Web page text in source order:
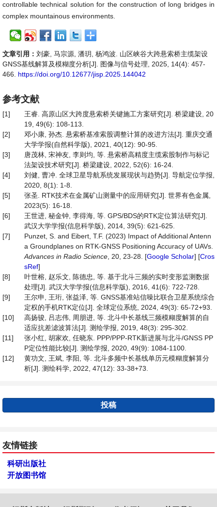
controllable technical solution for the construction of long bridges in
complex mountainous environments.
文章引用： 刘豪, 马宗源, 潘玥, 杨鸿波. 山区峡谷大跨悬索桥主缆架设
GNSS基线解算及模糊度分析[J]. 图像与信号处理, 2025, 14(4): 457-
466. https://doi.org/10.12677/jisp.2025.144042
参考文献
[1]
王睿. 高原山区大跨度悬索桥关键施工方案研究[J]. 桥梁建设, 20
19, 49(6): 108-113.
[2]
邓小康, 孙杰. 悬索桥基准索股调整计算的改进方法[J]. 重庆交通
大学学报(自然科学版), 2021, 40(12): 90-95.
[3]
唐茂林, 宋神友, 李则均, 等. 悬索桥高精度主缆索股制作与标记
法架设技术研究[J]. 桥梁建设, 2022, 52(6): 16-24.
[4]
刘健, 曹冲. 全球卫星导航系统发展现状与趋势[J]. 导航定位学报,
2020, 8(1): 1-8.
[5]
张圣. RTK技术在金属矿山测量中的应用研究[J]. 世界有色金属,
2023(5): 16-18.
[6]
王世进, 秘金钟, 李得海, 等. GPS/BDS的RTK定位算法研究[J].
武汉大学学报(信息科学版), 2014, 39(5): 621-625.
[7]
Punzet, S. and Eibert, T.F. (2023) Impact of Additional Antenn
a Groundplanes on RTK-GNSS Positioning Accuracy of UAVs.
Advances in Radio Science , 20, 23-28. [Google Scholar] [Cros
sRef]
[8]
叶世榕, 赵乐文, 陈德忠, 等. 基于北斗三频的实时变形监测数据
处理[J]. 武汉大学学报(信息科学版), 2016, 41(6): 722-728.
[9]
王尔申, 王珩, 张益泽, 等. GNSS基准站信噪比联合卫星系统综合
定权的手机RTK定位[J]. 全球定位系统, 2024, 49(3): 65-72+93.
[10]
高扬骏, 吕志伟, 周朋进, 等. 北斗中长基线三频模糊度解算的自
适应抗差滤波算法[J]. 测绘学报, 2019, 48(3): 295-302.
[11]
张小红, 胡家欢, 任晓东. PPP/PPP-RTK新进展与北斗/GNSS PP
P定位性能比较[J]. 测绘学报, 2020, 49(9): 1084-1100.
[12]
黄功文, 王斌, 李阳, 等. 北斗多频中长基线单历元模糊度解算分
析[J]. 测绘科学, 2022, 47(12): 33-38+73.
投稿
友情链接
科研出版社
开放图书馆